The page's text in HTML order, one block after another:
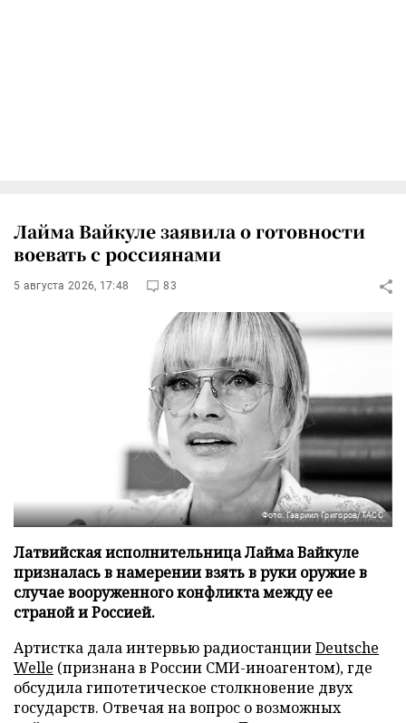
Лайма Вайкуле заявила о готовности
воевать с россиянами
5 августа 2026, 17:48 83
Фото: Гавриил Григоров/ТАСС
Латвийская исполнительница Лайма Вайкуле
призналась в намерении взять в руки оружие в
случае вооруженного конфликта между ее
страной и Россией.
Артистка дала интервью радиостанцииDeutsche
Welle (признана в России СМИ-иноагентом), где
обсудила гипотетическое столкновение двух
государств. Отвечая на вопрос о возможных